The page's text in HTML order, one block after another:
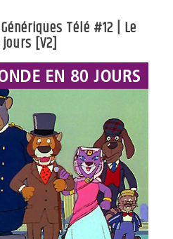
Télé #12 | Le
[V2]